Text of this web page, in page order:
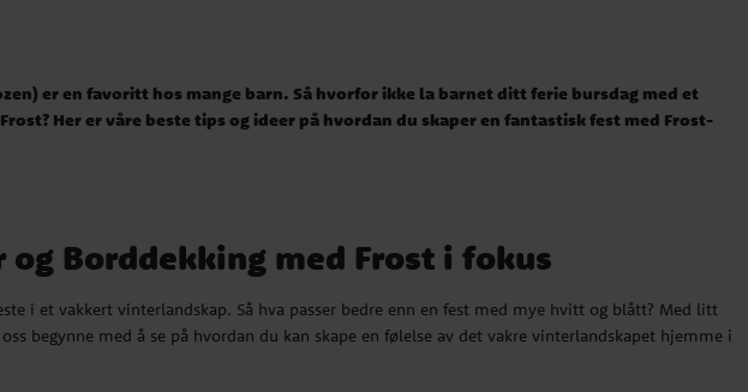
passer bedre enn en fest
begynne med å se på
fikser du dette raskt
som passer perfekt til
med snøfnugg og du
er en favoritt hos mange barn. Så hvorfor ikke la barnet ditt ferie bursdag med et
Her er våre beste tips og ideer på hvordan du skaper en fantastisk fest med Frost-
og Borddekking med Frost i fokus
i et vakkert vinterlandskap. Så hva passer bedre enn en fest med mye hvitt og blått? Med litt
begynne med å se på hvordan du kan skape en følelse av det vakre vinterlandskapet hjemme i